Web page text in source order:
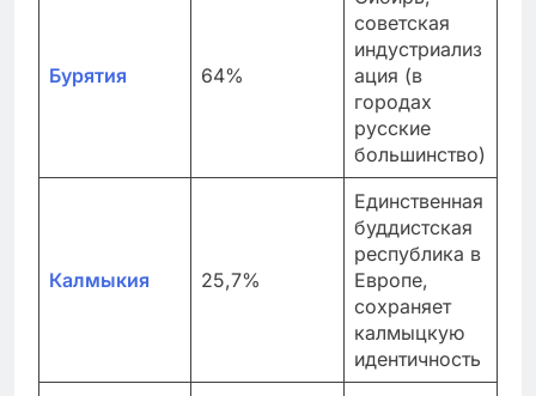
Бурятия 64%
советская
индустриализ
ация (в
городах
русские
большинство)
Калмыкия 25,7%
Единственная
буддистская
республика в
Европе,
сохраняет
калмыцкую
идентичность